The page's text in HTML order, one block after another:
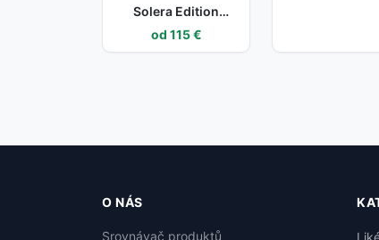
Solera Edition
Limitada 40% 0,7l
(dárkové balení
od 115 €
O NÁS
Srovnávač produktů